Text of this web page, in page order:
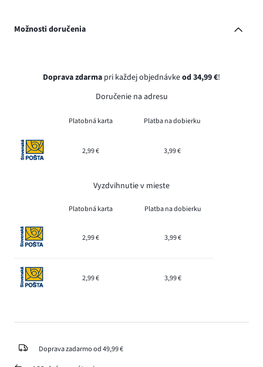
Možnosti doručenia
Doprava zdarma pri každej objednávkeod 34,99 €!
Doručenie na adresu
Platobná karta Platba na dobierku
2,99 € 3,99 €
Vyzdvihnutie v mieste
Platobná karta Platba na dobierku
2,99 € 3,99 €
2,99 € 3,99 €
Doprava zadarmo od 49,99 €